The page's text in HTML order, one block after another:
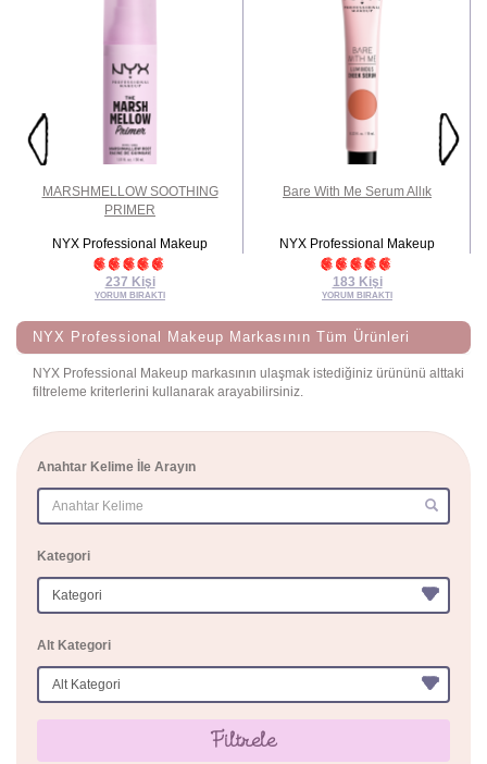
MARSHMELLOW SOOTHING
PRIMER
NYX Professional Makeup
237 Kişi
YORUM BIRAKTI
Bare With Me Serum Allık
NYX Professional Makeup
183 Kişi
YORUM BIRAKTI
NYX Professional Makeup Markasının Tüm Ürünleri
NYX Professional Makeup markasının ulaşmak istediğiniz ürününü alttaki
filtreleme kriterlerini kullanarak arayabilirsiniz.
Anahtar Kelime İle Arayın
Kategori
Alt Kategori
Filtrele